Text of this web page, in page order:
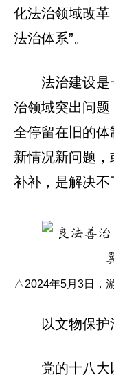
化法治领域改革
法治体系”。
法治建设是
治领域突出问
全停留在旧的
新情况新问题
补补，是解决不
△2024年5月3日，
以文物保护
党的十八